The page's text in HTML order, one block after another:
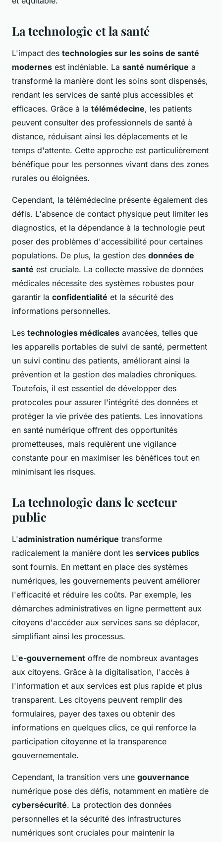
La technologie et la santé
L'impact des technologies sur les soins de santé
modernes est indéniable. La santé numérique a
transformé la manière dont les soins sont dispensés,
rendant les services de santé plus accessibles et
efficaces. Grâce à la télémédecine, les patients
peuvent consulter des professionnels de santé à
distance, réduisant ainsi les déplacements et le
temps d'attente. Cette approche est particulièrement
bénéfique pour les personnes vivant dans des zones
rurales ou éloignées.
Cependant, la télémédecine présente également des
défis. L'absence de contact physique peut limiter les
diagnostics, et la dépendance à la technologie peut
poser des problèmes d'accessibilité pour certaines
populations. De plus, la gestion des données de
santé est cruciale. La collecte massive de données
médicales nécessite des systèmes robustes pour
garantir la confidentialité et la sécurité des
informations personnelles.
Les technologies médicales avancées, telles que
les appareils portables de suivi de santé, permettent
un suivi continu des patients, améliorant ainsi la
prévention et la gestion des maladies chroniques.
Toutefois, il est essentiel de développer des
protocoles pour assurer l'intégrité des données et
protéger la vie privée des patients. Les innovations
en santé numérique offrent des opportunités
prometteuses, mais requièrent une vigilance
constante pour en maximiser les bénéfices tout en
minimisant les risques.
La technologie dans le secteur
public
L'administration numérique transforme
radicalement la manière dont les services publics
sont fournis. En mettant en place des systèmes
numériques, les gouvernements peuvent améliorer
l'efficacité et réduire les coûts. Par exemple, les
démarches administratives en ligne permettent aux
citoyens d'accéder aux services sans se déplacer,
simplifiant ainsi les processus.
L'e-gouvernement offre de nombreux avantages
aux citoyens. Grâce à la digitalisation, l'accès à
l'information et aux services est plus rapide et plus
transparent. Les citoyens peuvent remplir des
formulaires, payer des taxes ou obtenir des
informations en quelques clics, ce qui renforce la
participation citoyenne et la transparence
gouvernementale.
Cependant, la transition vers une gouvernance
numérique pose des défis, notamment en matière de
cybersécurité. La protection des données
personnelles et la sécurité des infrastructures
numériques sont cruciales pour maintenir la